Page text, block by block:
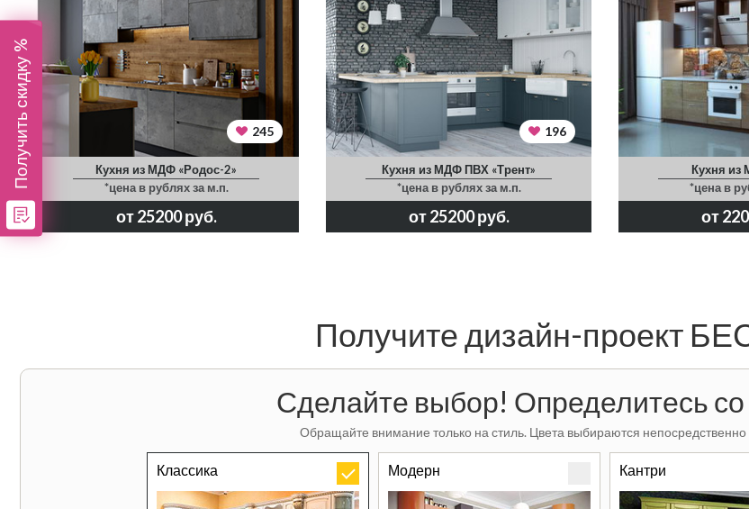
Получить скидку % 245
Кухня из МДФ «Родос-2»
*цена в рублях за м.п.
от 25200 руб.
196
Кухня из МДФ ПВХ «Трент»
*цена в рублях за м.п.
от 25200 руб.
Кухня
*цена в
от
Получите дизайн-проект
Сделайте выбор! Определитесь со
Обращайте внимание только на стиль. Цвета выбираются
Классика Модерн Кантри